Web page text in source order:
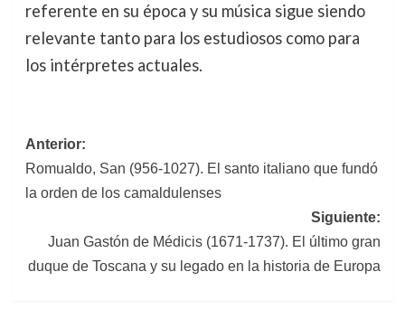
referente en su época y su música sigue siendo
relevante tanto para los estudiosos como para
los intérpretes actuales.
Navegación
de
Anterior:
Romualdo, San (956-1027). El santo italiano que fundó
la orden de los camaldulenses
Siguiente:
Juan Gastón de Médicis (1671-1737). El último gran
duque de Toscana y su legado en la historia de Europa